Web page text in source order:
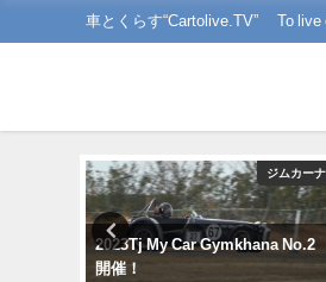
車とくらす“Cartolive.TV” To live
ジムカーナ
2023Tj My Car Gymkhana No.2
開催！